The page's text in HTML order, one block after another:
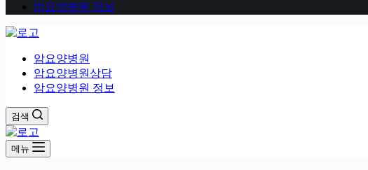
암요양병원 정보
암요양병원
암요양병원상담
암요양병원 정보
검색
메뉴